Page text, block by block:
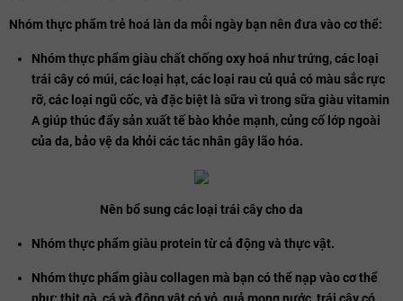
Nhóm thực phẩm trẻ hoá làn da mỗi ngày bạn nên đưa vào cơ thể:
Nhóm thực phẩm giàu chất chống oxy hoá như trứng, các loại
trái cây có múi, các loại hạt, các loại rau củ quả có màu sắc rực
rỡ, các loại ngũ cốc, và đặc biệt là sữa vì​​​​​​ trong sữa giàu vitamin
A giúp thúc đẩy sản xuất tế bào khỏe mạnh, củng cố lớp ngoài
của da, bảo vệ da khỏi các tác nhân gây lão hóa.
Nên bổ sung các loại trái cây cho da
Nhóm thực phẩm giàu protein từ cả động và thực vật.
Nhóm thực phẩm giàu collagen mà bạn có thể nạp vào cơ thể